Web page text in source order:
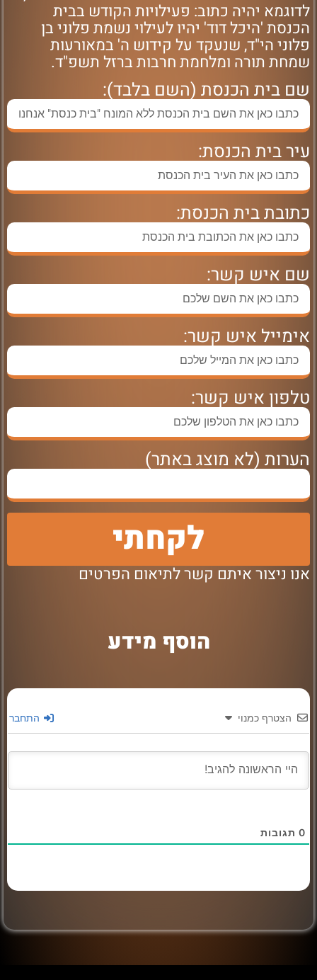
לדוגמא יהיה כתוב: פעילויות הקודש בבית
הכנסת 'היכל דוד' יהיו לעילוי נשמת פלוני בן
פלוני הי"ד, שנעקד על קידוש ה' במאורעות
שמחת תורה ומלחמת חרבות ברזל תשפ"ד.
שם בית הכנסת (השם בלבד):
עיר בית הכנסת:
כתובת בית הכנסת:
שם איש קשר:
אימייל איש קשר:
טלפון איש קשר:
הערות (לא מוצג באתר)
לקחתי
אנו ניצור איתם קשר לתיאום הפרטים
הוסף מידע
הצטרף כמנוי התחבר
0 תגובות